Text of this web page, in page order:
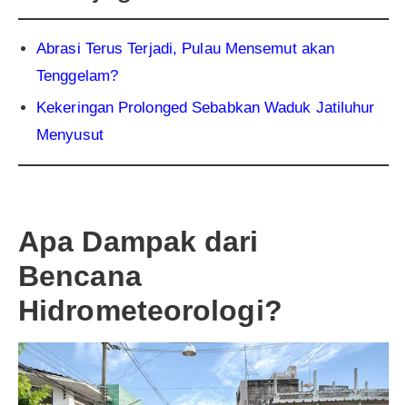
Abrasi Terus Terjadi, Pulau Mensemut akan
Tenggelam?
Kekeringan Prolonged Sebabkan Waduk Jatiluhur
Menyusut
Apa Dampak dari
Bencana
Hidrometeorologi?